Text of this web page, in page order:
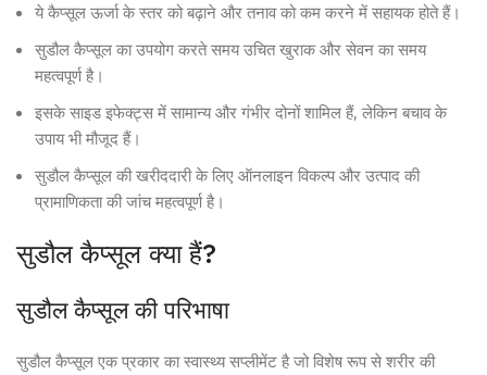
ये कैप्सूल ऊर्जा के स्तर को बढ़ाने और तनाव को कम करने में सहायक होते हैं।
सुडौल कैप्सूल का उपयोग करते समय उचित खुराक और सेवन का समय
महत्वपूर्ण है।
इसके साइड इफेक्ट्स में सामान्य और गंभीर दोनों शामिल हैं, लेकिन बचाव के
उपाय भी मौजूद हैं।
सुडौल कैप्सूल की खरीददारी के लिए ऑनलाइन विकल्प और उत्पाद की
प्रामाणिकता की जांच महत्वपूर्ण है।
सुडौल कैप्सूल क्या हैं?
सुडौल कैप्सूल की परिभाषा
सुडौल कैप्सूल एक प्रकार का स्वास्थ्य सप्लीमेंट है जो विशेष रूप से शरीर की